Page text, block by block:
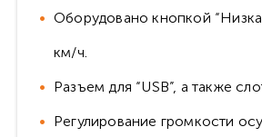
Оборудовано кнопкой
км/ч.
Разъем для “USB”, а также
Регулирование громкости